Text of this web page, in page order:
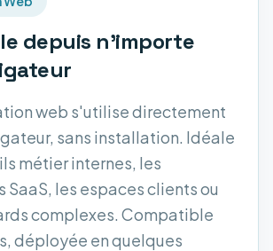
depuis n'importe
web s'utilise directement
sans installation. Idéale
métier internes, les
les espaces clients ou
complexes. Compatible
déployée en quelques